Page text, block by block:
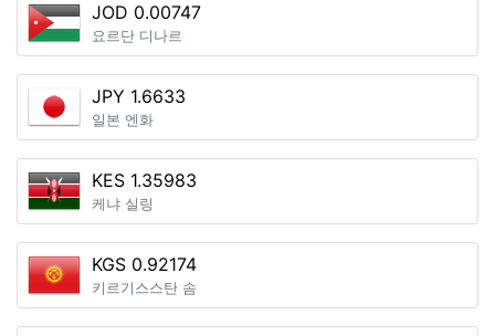
JOD 0.00747
요르단 디나르
JPY 1.6633
일본 엔화
KES 1.35983
케냐 실링
KGS 0.92174
키르기스스탄 솜